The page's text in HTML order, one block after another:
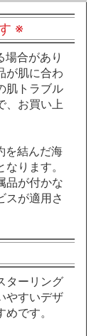
※
合があり
が肌に合わ
肌トラブル
、お買い上
を結んだ海
ります。
品が付かな
スが適用さ
ターリング
やすいデザ
です。